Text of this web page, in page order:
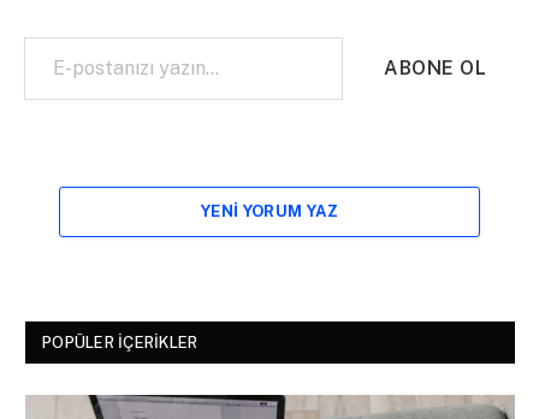
E-postanızı yazın…
ABONE OL
YENI YORUM YAZ
POPÜLER İÇERIKLER